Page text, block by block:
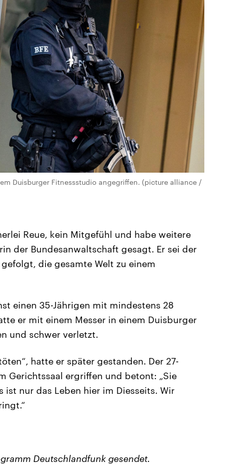
Duisburger Fitnessstudio angegriffen. (picture alliance /
Reue, kein Mitgefühl und habe weitere
der Bundesanwaltschaft gesagt. Er sei der
die gesamte Welt zu einem
einen 35-Jährigen mit mindestens 28
er mit einem Messer in einem Duisburger
und schwer verletzt.
hatte er später gestanden. Der 27-
Gerichtssaal ergriffen und betont: „Sie
nur das Leben hier im Diesseits. Wir
Deutschlandfunk gesendet.